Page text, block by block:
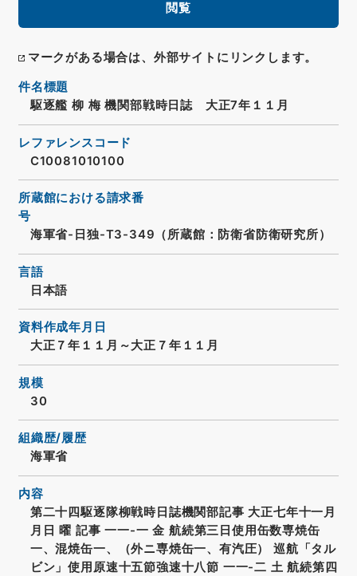
閲覧
マークがある場合は、外部サイトにリンクします。
件名標題
駆逐艦 柳 梅 機関部戦時日誌 大正7年１１月
レファレンスコード
C10081010100
所蔵館における請求番
号
海軍省-日独-T3-349（所蔵館：防衛省防衛研究所）
言語
日本語
資料作成年月日
大正７年１１月～大正７年１１月
規模
30
組織歴/履歴
海軍省
内容
第二十四駆逐隊柳戦時日誌機関部記事 大正七年十一月
月日 曜 記事 一一-一 金 航続第三日使用缶数専焼缶
一、混焼缶一、（外ニ専焼缶一、有汽圧） 巡航「タル
ビン」使用原速十五節強速十八節 一一-二 土 航続第四